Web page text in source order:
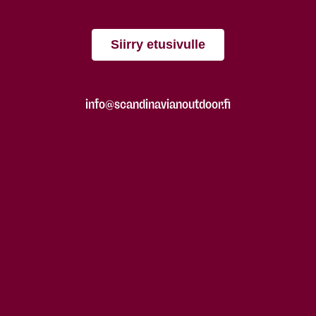
Siirry etusivulle
info@scandinavianoutdoor.fi